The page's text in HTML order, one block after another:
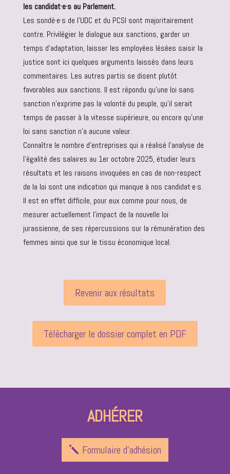
les candidat·e·s au Parlement.
Les sondé·e·s de l’UDC et du PCSI sont majoritairement
contre. Privilégier le dialogue aux sanctions, garder un
temps d’adaptation, laisser les employées lésées saisir la
justice sont ici quelques arguments laissés dans leurs
commentaires. Les autres partis se disent plutôt
favorables aux sanctions. Il est répondu qu’une loi sans
sanction n’exprime pas la volonté du peuple, qu’il serait
temps de passer à la vitesse supérieure, ou encore qu’une
loi sans sanction n’a aucune valeur.
Connaître le nombre d’entreprises qui a réalisé l’analyse de
l’égalité des salaires au 1er octobre 2025, étudier leurs
résultats et les raisons invoquées en cas de non-respect
de la loi sont une indication qui manque à nos candidat·e·s.
Il est en effet difficile, pour eux comme pour nous, de
mesurer actuellement l’impact de la nouvelle loi
jurassienne, de ses répercussions sur la rémunération des
femmes ainsi que sur le tissu économique local.
Revenir aux résultats
Télécharger le dossier complet en PDF
ADHÉRER
Formulaire d'adhésion